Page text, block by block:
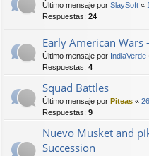
Último mensaje por SlaySoft «
Respuestas: 24
Early American Wars
Último mensaje por IndiaVerde
Respuestas: 4
Squad Battles
Último mensaje por Piteas «
Respuestas: 9
Nuevo Musket and
Succession